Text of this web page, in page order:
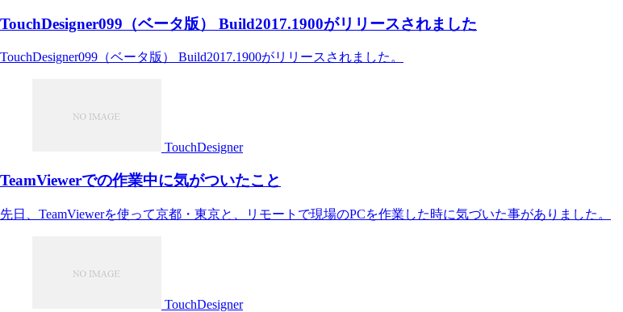
TouchDesigner099（ベータ版） Build2017.1900がリリースされました
TouchDesigner099（ベータ版） Build2017.1900がリリースされました。
TouchDesigner
TeamViewerでの作業中に気がついたこと
先日、TeamViewerを使って京都・東京と、リモートで現場のPCを作業した時に気づいた事がありました。
TouchDesigner